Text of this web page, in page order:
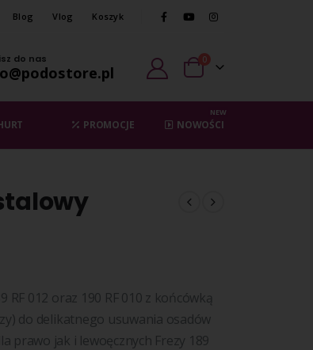
Blog Vlog Koszyk
do nas 0
PROMOCJE NOWOŚCI
NEW
012 oraz 190 RF 010 z końcówką
do delikatnego usuwania osadów
prawo jak i lewoęcznych Frezy 189